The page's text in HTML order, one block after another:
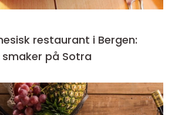
restaurant i Bergen:
på Sotra